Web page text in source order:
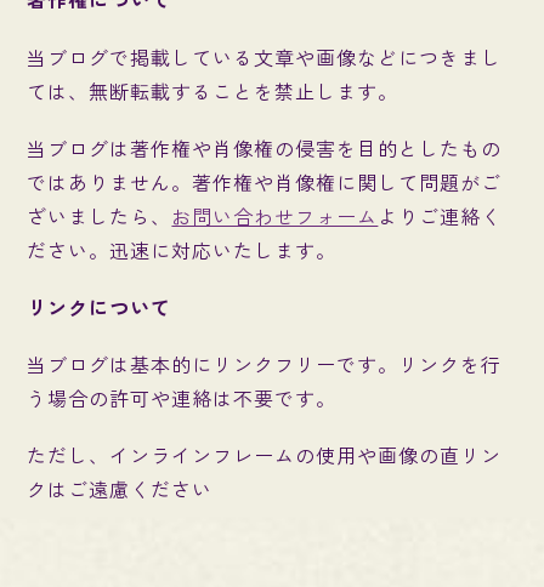
当ブログで掲載している文章や画像などにつきまし
ては、無断転載することを禁止します。
当ブログは著作権や肖像権の侵害を目的としたもの
ではありません。著作権や肖像権に関して問題がご
ざいましたら、 お問い合わせフォーム よりご連絡く
ださい。迅速に対応いたします。
リンクについて
当ブログは基本的にリンクフリーです。リンクを行
う場合の許可や連絡は不要です。
ただし、インラインフレームの使用や画像の直リン
クはご遠慮ください